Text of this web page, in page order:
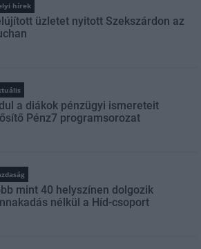
hírek
üzletet nyitott Szekszárdon az
a diákok pénzügyi ismereteit
Pénz7 programsorozat
mint 40 helyszínen dolgozik
nélkül a Híd-csoport